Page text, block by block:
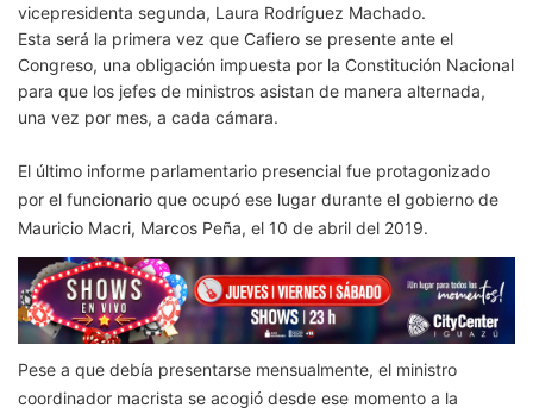
vicepresidenta segunda, Laura Rodríguez Machado.
Esta será la primera vez que Cafiero se presente ante el
Congreso, una obligación impuesta por la Constitución Nacional
para que los jefes de ministros asistan de manera alternada,
una vez por mes, a cada cámara.
El último informe parlamentario presencial fue protagonizado
por el funcionario que ocupó ese lugar durante el gobierno de
Mauricio Macri, Marcos Peña, el 10 de abril del 2019.
Pese a que debía presentarse mensualmente, el ministro
coordinador macrista se acogió desde ese momento a la